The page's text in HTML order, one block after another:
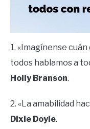
1. «Imagínense
todos hablamos a
Holly Branson.
2. «La amabilidad
Dixie Doyle.